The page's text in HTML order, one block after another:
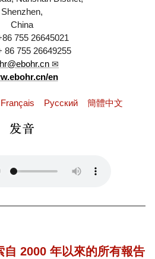
Shenzhen,
China
755 26645021
86 755 26649255
en
Français Pусский 簡體中文
2000 年以來的所有報告